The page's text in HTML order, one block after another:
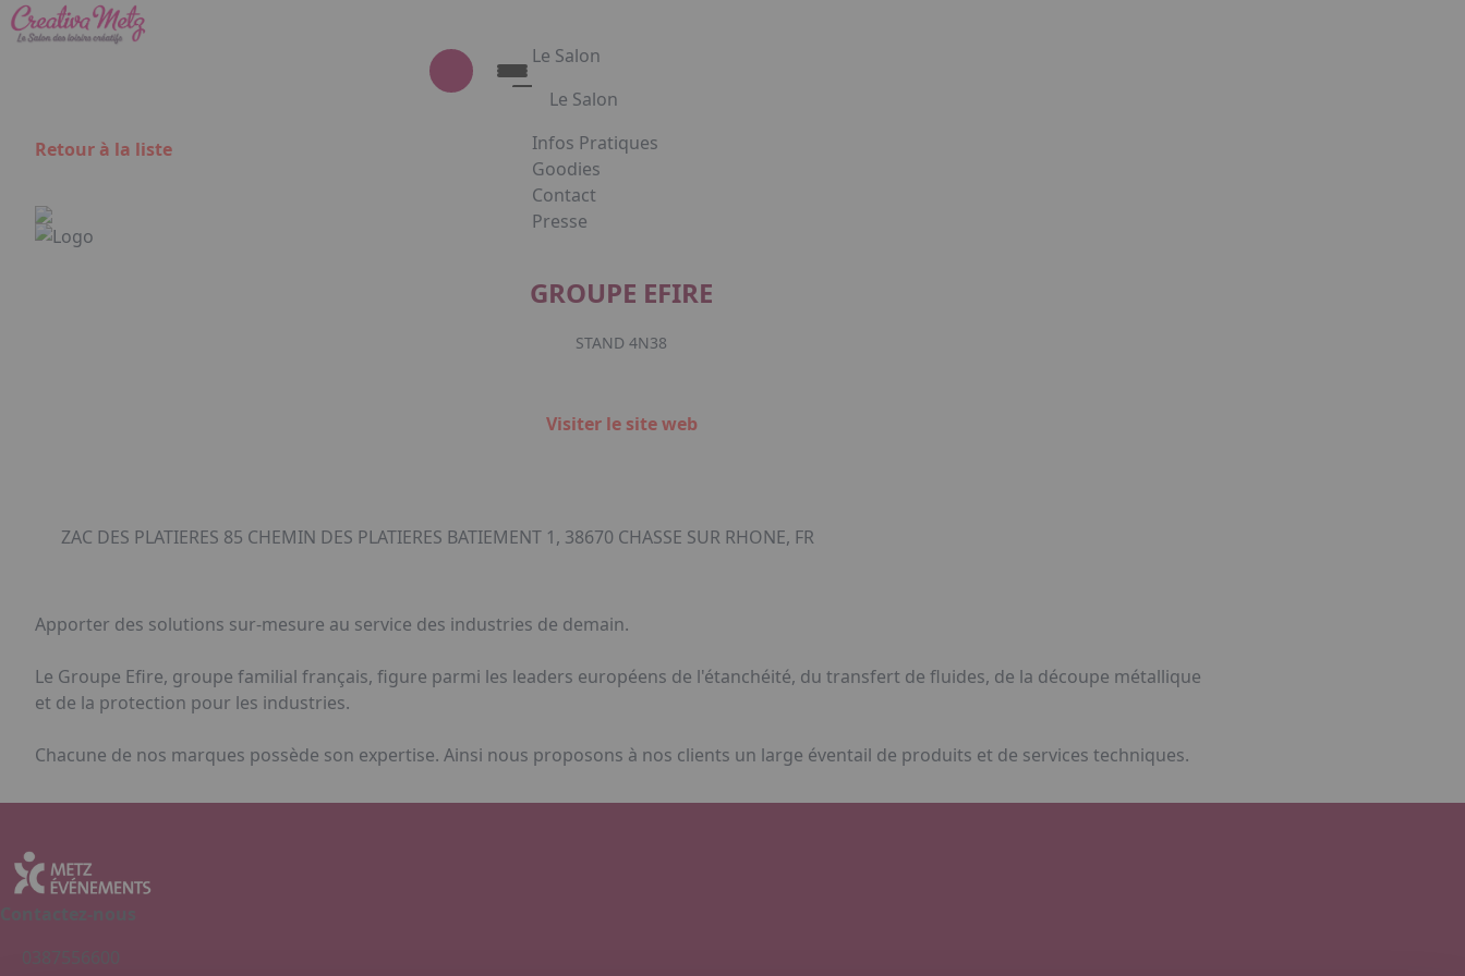
Aller au contenu principal
Le Salon
Le Salon
Découvrez le Salon Creativa
Découvrez le Salon Gourmet - Chocolat
Creativa et Gourmet Chocolat en images
Infos Pratiques
Goodies
Contact
Presse
Retour à la liste
GROUPE EFIRE
STAND 4N38
Visiter le site web
ZAC DES PLATIERES 85 CHEMIN DES PLATIERES BATIEMENT 1, 38670 CHASSE SUR RHONE, FR
Apporter des solutions sur-mesure au service des industries de demain.
Le Groupe Efire, groupe familial français, figure parmi les leaders européens de l'étanchéité, du transfert de fluides, de la découpe métallique
et de la protection pour les industries.
Chacune de nos marques possède son expertise. Ainsi nous proposons à nos clients un large éventail de produits et de services techniques.
Panneau de gestion des cookies